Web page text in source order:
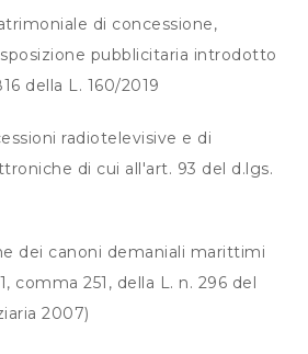
di concessione,
pubblicitaria introdotto
della L. 160/2019
radiotelevisive e di
di cui all'art. 93 del d.lgs.
dei canoni demaniali marittimi
comma 251, della L. n. 296 del
2007)